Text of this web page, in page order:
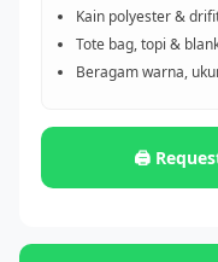
Kain polyester &
Tote bag, topi &
Beragam warna,
🖨️